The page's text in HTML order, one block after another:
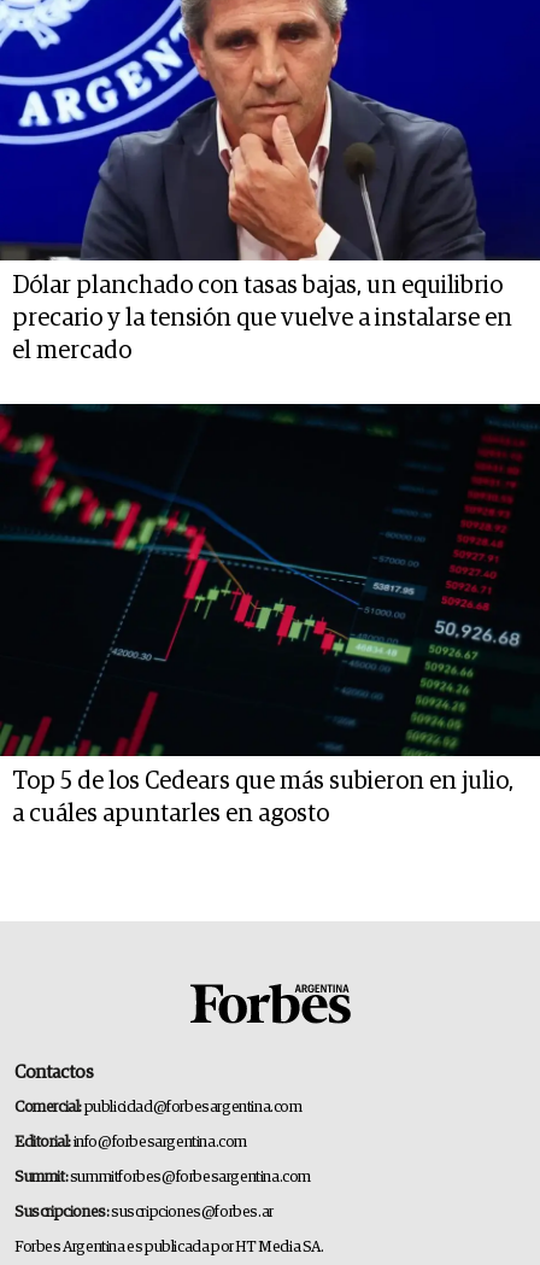
Dólar planchado con tasas bajas, un equilibrio
precario y la tensión que vuelve a instalarse en
el mercado
Top 5 de los Cedears que más subieron en julio,
a cuáles apuntarles en agosto
Contactos
Comercial:publicidad@forbesargentina.com
Editorial:info@forbesargentina.com
Summit:summitforbes@forbesargentina.com
Suscripciones:suscripciones@forbes.ar
Forbes Argentina es publicada por HT Media SA.